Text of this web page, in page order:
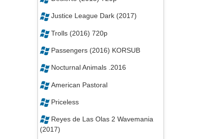
Justice League Dark (2017)
Trolls (2016) 720p
Passengers (2016) KORSUB
Nocturnal Animals .2016
American Pastoral
Priceless
Reyes de Las Olas 2 Wavemania
(2017)